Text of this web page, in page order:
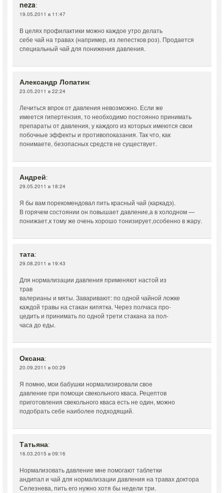
neza:
19.05.2011 в 11:47
В целях профилактики можно каждое утро делать
себе чай на травах (например, из лепестков роз). Продается
специальный чай для понижения давления.
Александр Лопатин:
23.05.2011 в 22:24
Лечиться впрок от давления невозможно. Если же
имеется гипертензия, то необходимо постоянно принимать
препараты от давления, у каждого из которых имеются свои
побочные эффекты и противопоказания. Так что, как
понимаете, безопасных средств не существует.
Андрей:
29.05.2011 в 18:24
Я бы вам порекомендовал пить красный чай (каркадэ).
В горячем состоянии он повышает давление,а в холодном —
понижает,к тому же очень хорошо тонизирует,особенно в жару.
тата:
29.08.2011 в 19:43
Для нормализации давления применяют настой из
трав
валерианы и мяты. Заваривают: по одной чайной ложке
каждой травы на стакан кипятка. Через полчаса про-
цедить и принимать по одной трети стакана за пол-
часа до еды.
Оксана:
20.09.2011 в 00:29
Я помню, мои бабушки нормализировали свое
давление при помощи свекольного кваса. Рецептов
приготовления свекольного кваса есть не один, можно
подобрать себе наиболее подходящий.
Татьяна:
16.03.2015 в 09:16
Нормализовать давление мне помогают таблетки
андипал и чай для нормализации давления на травах доктора
Селезнева, пить его нужно хотя бы недели три.